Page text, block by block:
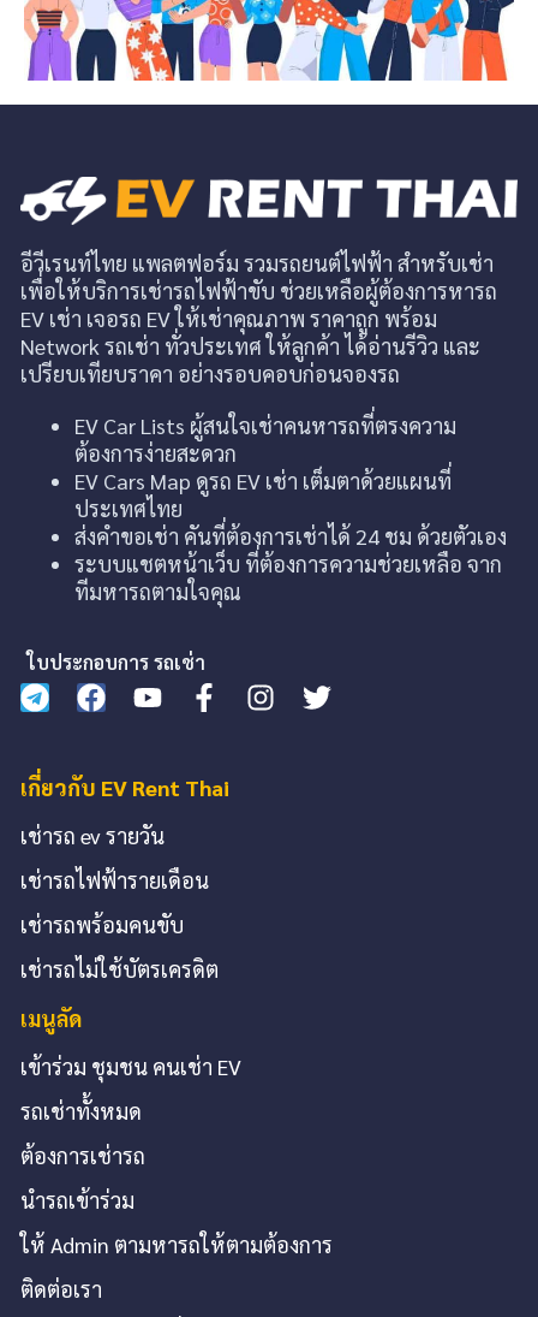
อีวีเรนท์ไทย แพลตฟอร์ม รวมรถยนต์ไฟฟ้า สำหรับเช่า
เพื่อให้บริการเช่ารถไฟฟ้าขับ ช่วยเหลือผู้ต้องการหารถ
EV เช่า เจอรถ EV ให้เช่าคุณภาพ ราคาถูก พร้อม
Network รถเช่า ทั่วประเทศ ให้ลูกค้า ได้อ่านรีวิว และ
เปรียบเทียบราคา อย่างรอบคอบก่อนจองรถ
EV Car Lists ผู้สนใจเช่าคนหารถที่ตรงความ
ต้องการง่ายสะดวก
EV Cars Map ดูรถ EV เช่า เต็มตาด้วยแผนที่
ประเทศไทย
ส่งคำขอเช่า คันที่ต้องการเช่าได้ 24 ชม ด้วยตัวเอง
ระบบแชตหน้าเว็บ ที่ต้องการความช่วยเหลือ จาก
ทีมหารถตามใจคุณ
ใบประกอบการ รถเช่า
เกี่ยวกับ EV Rent Thai
เช่ารถ ev รายวัน
เช่ารถไฟฟ้ารายเดือน
เช่ารถพร้อมคนขับ
เช่ารถไม่ใช้บัตรเครดิต
เมนูลัด
เข้าร่วม ชุมชน คนเช่า EV
รถเช่าทั้งหมด
ต้องการเช่ารถ
นำรถเข้าร่วม
ให้ Admin ตามหารถให้ตามต้องการ
ติดต่อเรา